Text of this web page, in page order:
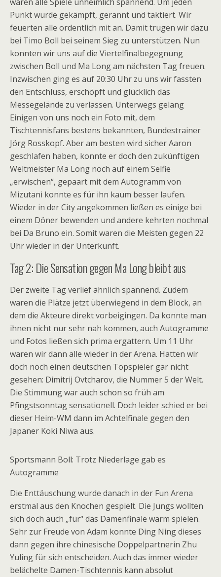
waren alle Spiele unheimlich spannend. Um jeden
Punkt wurde gekämpft, gerannt und taktiert. Wir
feuerten alle ordentlich mit an. Damit trugen wir dazu
bei Timo Boll bei seinem Sieg zu unterstützen. Nun
konnten wir uns auf die Viertelfinalbegegnung
zwischen Boll und Ma Long am nächsten Tag freuen.
Inzwischen ging es auf 20:30 Uhr zu uns wir fassten
den Entschluss, erschöpft und glücklich das
Messegelände zu verlassen. Unterwegs gelang
Einigen von uns noch ein Foto mit, dem
Tischtennisfans bestens bekannten, Bundestrainer
Jörg Rosskopf. Aber am besten wird sicher Aaron
geschlafen haben, konnte er doch den zukünftigen
Weltmeister Ma Long noch auf einem Selfie
„erwischen“, gepaart mit dem Autogramm von
Mizutani konnte es für ihn kaum besser laufen.
Wieder in der City angekommen ließen es einige bei
einem Döner bewenden und andere kehrten nochmal
bei Da Bruno ein. Somit waren die Meisten gegen 22
Uhr wieder in der Unterkunft.
Tag 2: Die Sensation gegen Ma Long bleibt aus
Der zweite Tag verlief ähnlich spannend. Zudem
waren die Plätze jetzt überwiegend in dem Block, an
dem die Akteure direkt vorbeigingen. Da konnte man
ihnen nicht nur sehr nah kommen, auch Autogramme
und Fotos ließen sich prima ergattern. Um 11 Uhr
waren wir dann alle wieder in der Arena. Hatten wir
doch noch einen deutschen Topspieler gar nicht
gesehen: Dimitrij Ovtcharov, die Nummer 5 der Welt.
Die Stimmung war auch schon so früh am
Pfingstsonntag sensationell. Doch leider schied er bei
dieser Heim-WM dann im Achtelfinale gegen den
Japaner Koki Niwa aus.
Sportsmann Boll: Trotz Niederlage gab es
Autogramme
Die Enttäuschung wurde danach in der Fun Arena
erstmal aus den Knochen gespielt. Die Jungs wollten
sich doch auch „für“ das Damenfinale warm spielen.
Sehr zur Freude von Adam konnte Ding Ning dieses
dann gegen ihre chinesische Doppelpartnerin Zhu
Yuling für sich entscheiden. Auch das immer wieder
belächelte Damen-Tischtennis kann absolut